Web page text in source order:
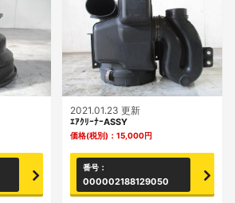
2021.01.23 更新
ｴｱｸﾘｰﾅｰASSY
価格(税別)：15,000円
番号：
000002188129050